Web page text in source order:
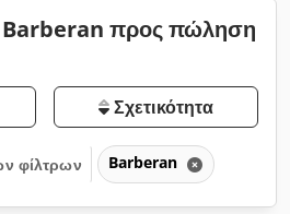
Barberan προς πώληση
Σχετικότητα
φίλτρων Barberan